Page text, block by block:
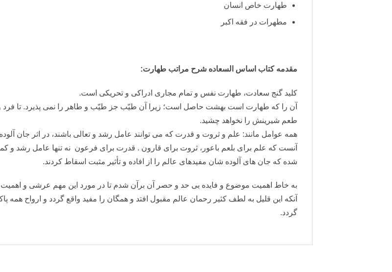
طهارت خاص انسان
مطهرات در فقه اکبر
مقدمه کتاب اساس السعاده شرح مراتب طهارت:
کلید گنج سعادت، طهارت نفس و تمام مجاری ادراکی و تحریکی است.
آن را که طهارت است بهشت حاصل است؛ زیرا آن طیّب جز طیّب و طاهر را نمی پذیرد. تا فرد
طعم شیرینش را نخواهد چشید.
همه عوامل مانند: علم و ثروت و قدرت که می توانند عامل رشد و تعالی باشند، در اثر جان
آنست که علم برای بلعم باعور، ثروت برای قارون . قدرت برای فرعون نه تنها عامل رشد و
شده که جان های آلوده شان مفیدهای عالم را از افاده و تأثیر مثبت اسقاط کردند.
به خاط اهمیت موضوع و فایده بی حد و حصر آن برآن شدم تا در مورد این مهم عرشی و اهمیت
آنکه این قلیل به لطف کثیر رحمان عالم مقبول افتد و همگان را مفید واقع گردد و ارواح همه
گردد.